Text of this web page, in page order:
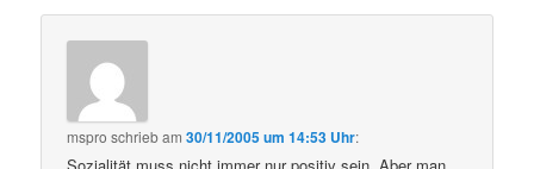
mspro schriebam30/11/2005 um 14:53 Uhr: